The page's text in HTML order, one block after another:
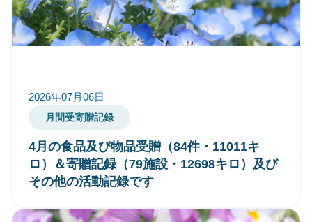
2026年07月06日
月間受寄贈記録
4月の食品及び物品受贈（84件・11011キ
ロ）＆寄贈記録（79施設・12698キロ）及び
その他の活動記録です